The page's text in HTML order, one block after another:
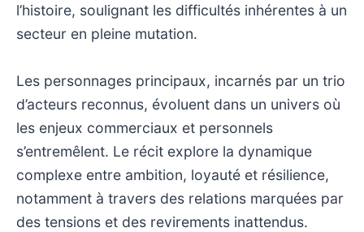
l’histoire, soulignant les difficultés inhérentes à un
secteur en pleine mutation.
Les personnages principaux, incarnés par un trio
d’acteurs reconnus, évoluent dans un univers où
les enjeux commerciaux et personnels
s’entremêlent. Le récit explore la dynamique
complexe entre ambition, loyauté et résilience,
notamment à travers des relations marquées par
des tensions et des revirements inattendus.